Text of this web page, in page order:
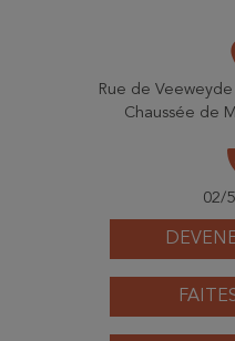
Rue de
Chaussée de
02/